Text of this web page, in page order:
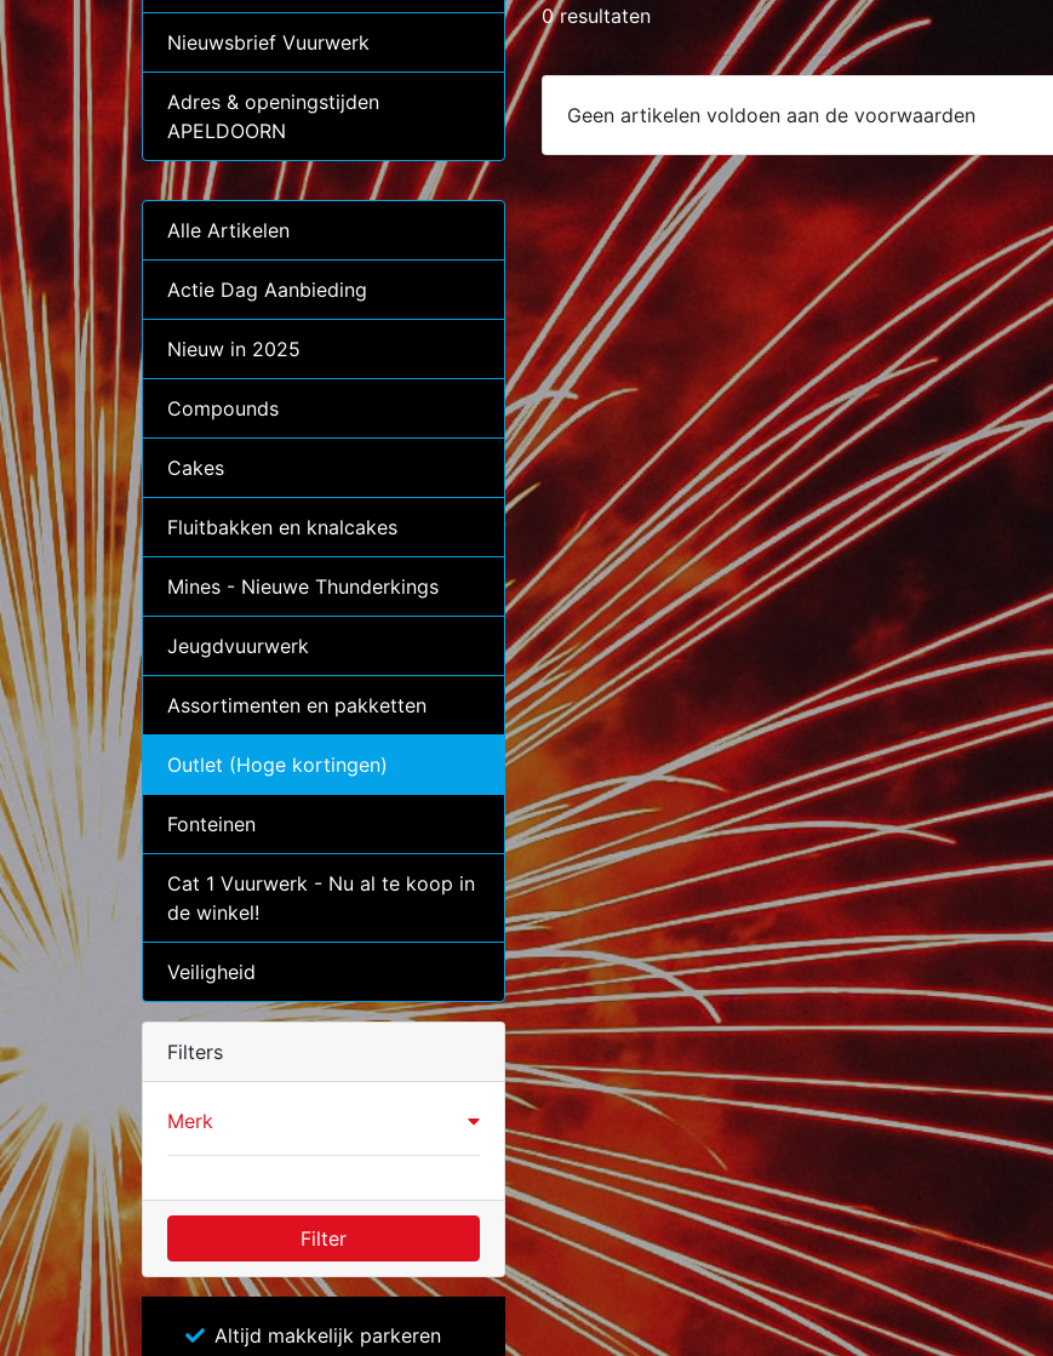
Nieuwsbrief Vuurwerk
Adres & openingstijden
APELDOORN
Alle Artikelen
Actie Dag Aanbieding
Nieuw in 2025
Compounds
Cakes
Fluitbakken en knalcakes
Mines - Nieuwe Thunderkings
Jeugdvuurwerk
Assortimenten en pakketten
Outlet (Hoge kortingen)
Fonteinen
Cat 1 Vuurwerk - Nu al te koop in
de winkel!
Veiligheid
Filters
Merk
Filter
Altijd makkelijk parkeren
0 resultaten
Geen artikelen voldoen aan de voorwaarden